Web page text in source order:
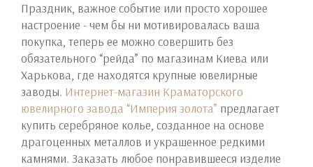
Праздник, важное событие или просто хорошее
настроение - чем бы ни мотивировалась ваша
покупка, теперь ее можно совершить без
обязательного “рейда” по магазинам Киева или
Харькова, где находятся крупные ювелирные
заводы. Интернет-магазин Краматорского
ювелирного завода “Империя золота” предлагает
купить серебряное колье, созданное на основе
драгоценных металлов и украшенное редкими
камнями. Заказать любое понравившееся изделие